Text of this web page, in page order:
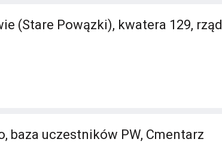
(Stare Powązki), kwatera 129, rząd
baza uczestników PW, Cmentarz